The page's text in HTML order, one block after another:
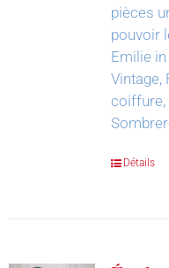
pièces
pouvoir
Emilie
Vintage,
coiffure,
Détails